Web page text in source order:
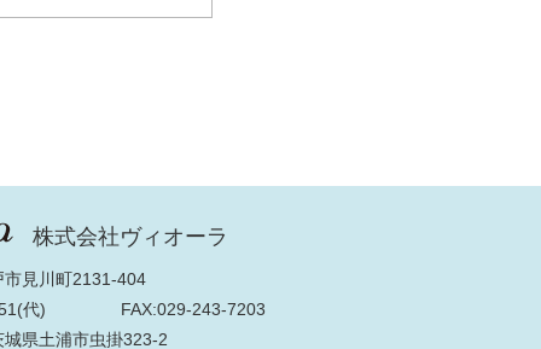
株式会社ヴィオーラ
見川町2131-404
代)
FAX:029-243-7203
県土浦市虫掛323-2